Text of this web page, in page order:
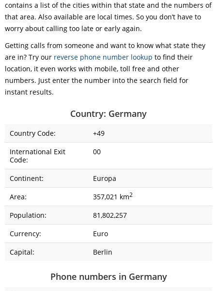
contains a list of the cities within that state and the numbers of
that area. Also available are local times. So you don’t have to
worry about calling too late or early again.
Getting calls from someone and want to know what state they
are in? Try our reverse phone number lookup to find their
location, it even works with mobile, toll free and other
numbers. Just enter the number into the search field for
instant results.
Country: Germany
Country Code:
+49
International Exit
Code:
00
Continent:
Europa
Area:
357,021 km2
Population:
81,802,257
Currency:
Euro
Capital:
Berlin
Phone numbers in Germany